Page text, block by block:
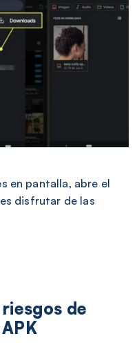
en pantalla, abre el
disfrutar de las
de